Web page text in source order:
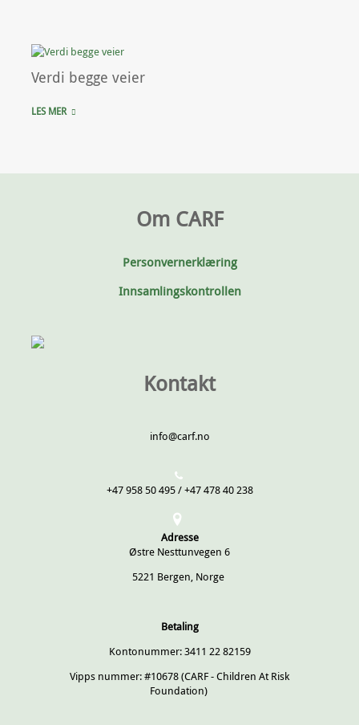
Verdi begge veier
LES MER
Om CARF
Personvernerklæring
Innsamlingskontrollen
Kontakt
info@carf.no
+47 958 50 495 / +47 478 40 238
Adresse
Østre Nesttunvegen 6
5221 Bergen, Norge
Betaling
Kontonummer: 3411 22 82159
Vipps nummer: #10678 (CARF - Children At Risk
Foundation)